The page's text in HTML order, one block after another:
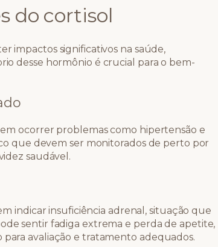
do cortisol
impactos significativos na saúde,
desse hormônio é crucial para o bem-
ocorrer problemas como hipertensão e
que devem ser monitorados de perto por
saudável.
indicar insuficiência adrenal, situação que
sentir fadiga extrema e perda de apetite,
avaliação e tratamento adequados.